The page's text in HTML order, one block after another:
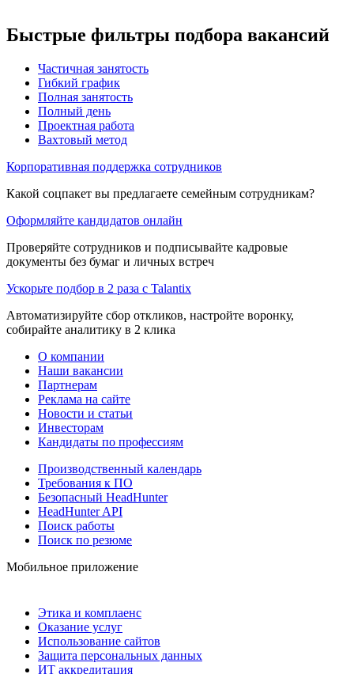
Быстрые фильтры подбора вакансий
Частичная занятость
Гибкий график
Полная занятость
Полный день
Проектная работа
Вахтовый метод
Корпоративная поддержка сотрудников
Какой соцпакет вы предлагаете семейным сотрудникам?
Оформляйте кандидатов онлайн
Проверяйте сотрудников и подписывайте кадровые
документы без бумаг и личных встреч
Ускорьте подбор в 2 раза с Talantix
Автоматизируйте сбор откликов, настройте воронку,
собирайте аналитику в 2 клика
О компании
Наши вакансии
Партнерам
Реклама на сайте
Новости и статьи
Инвесторам
Кандидаты по профессиям
Производственный календарь
Требования к ПО
Безопасный HeadHunter
HeadHunter API
Поиск работы
Поиск по резюме
Мобильное приложение
Этика и комплаенс
Оказание услуг
Использование сайтов
Защита персональных данных
ИТ аккредитация